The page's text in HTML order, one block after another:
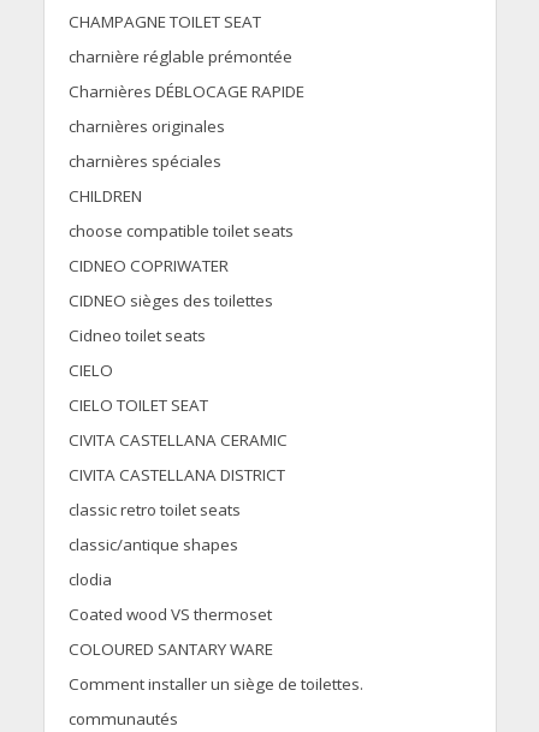
CHAMPAGNE TOILET SEAT
charnière réglable prémontée
Charnières DÉBLOCAGE RAPIDE
charnières originales
charnières spéciales
CHILDREN
choose compatible toilet seats
CIDNEO COPRIWATER
CIDNEO sièges des toilettes
Cidneo toilet seats
CIELO
CIELO TOILET SEAT
CIVITA CASTELLANA CERAMIC
CIVITA CASTELLANA DISTRICT
classic retro toilet seats
classic/antique shapes
clodia
Coated wood VS thermoset
COLOURED SANTARY WARE
Comment installer un siège de toilettes.
communautés